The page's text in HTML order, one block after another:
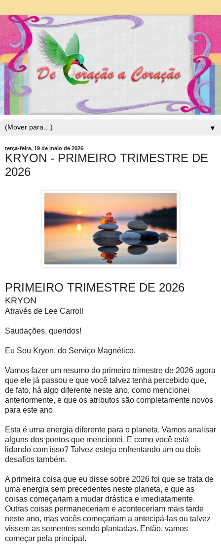
▼
terça-feira, 19 de maio de 2026
KRYON - PRIMEIRO TRIMESTRE DE
2026
PRIMEIRO TRIMESTRE DE 2026
KRYON
Através de Lee Carroll
Saudações, queridos!
Eu Sou Kryon, do Serviço Magnético.
Vamos fazer um resumo do primeiro trimestre de 2026 agora
que ele já passou e que você talvez tenha percebido que,
de fato, há algo diferente neste ano, como mencionei
anteriormente, e que os atributos são completamente novos
para este ano.
Esta é uma energia diferente para o planeta. Vamos analisar
alguns dos pontos que mencionei. E como você está
lidando com isso? Talvez esteja enfrentando um ou dois
desafios também.
A primeira coisa que eu disse sobre 2026 foi que se trata de
uma energia sem precedentes neste planeta, e que as
coisas começariam a mudar drástica e imediatamente.
Outras coisas permaneceriam e aconteceriam mais tarde
neste ano, mas vocês começariam a antecipá-las ou talvez
vissem as sementes sendo plantadas. Então, vamos
começar pela principal.